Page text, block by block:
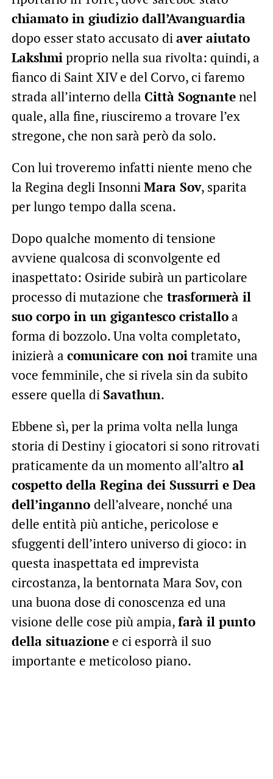
chiamato in giudizio dall’Avanguardia
dopo esser stato accusato diaver aiutato
Lakshmiproprio nella sua rivolta: quindi, a
fianco di Saint XIV e del Corvo, ci faremo
strada all’interno della Città Sognantenel
quale, alla fine, riusciremo a trovare l’ex
stregone, che non sarà però da solo.
Con lui troveremo infatti niente meno che
la Regina degli InsonniMara Sov, sparita
per lungo tempo dalla scena.
Dopo qualche momento di tensione
avviene qualcosa di sconvolgente ed
inaspettato: Osiride subirà un particolare
processo di mutazione che trasformerà il
suo corpo in un gigantesco cristalloa
forma di bozzolo. Una volta completato,
inizierà a comunicare con noitramite una
voce femminile, che si rivela sin da subito
essere quella di Savathun.
Ebbene sì, per la prima volta nella lunga
storia di Destiny i giocatori si sono ritrovati
praticamente da un momento all’altro al
cospetto della Regina dei Sussurri e Dea
dell’inganno dell’alveare, nonché una
delle entità più antiche, pericolose e
sfuggenti dell’intero universo di gioco: in
questa inaspettata ed imprevista
circostanza, la bentornata Mara Sov, con
una buona dose di conoscenza ed una
visione delle cose più ampia,farà il punto
della situazionee ci esporrà il suo
importante e meticoloso piano.